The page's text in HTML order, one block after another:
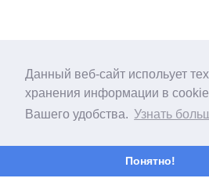
Данный веб-сайт испольует
хранения информации в
Вашего удобства. Узнать
Понятно!